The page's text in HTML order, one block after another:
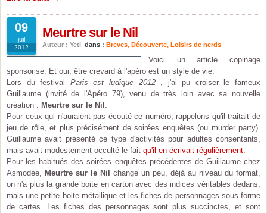
09
juil
2012
Meurtre sur le Nil
Auteur : Yeti dans : Breves, Découverte, Loisirs de nerds
Voici un article copinage
sponsorisé. Et oui, être crevard à l'apéro est un style de vie.
Lors du festival Paris est ludique 2012, j'ai pu croiser le fameux
Guillaume (invité de l'Apéro 79), venu de très loin avec sa nouvelle
création : Meurtre sur le Nil .
Pour ceux qui n'auraient pas écouté ce numéro, rappelons qu'il traitait de
jeu de rôle, et plus précisément de soirées enquêtes (ou murder party).
Guillaume avait présenté ce type d'activités pour adultes consentants,
mais avait modestement occulté le fait qu'il en écrivait régulièrement.
Pour les habitués des soirées enquêtes précédentes de Guillaume chez
Asmodée, Meurtre sur le Nil
change un peu, déjà au niveau du format,
on n'a plus la grande boite en carton avec des indices véritables dedans,
mais une petite boite métallique et les fiches de personnages sous forme
de cartes. Les fiches des personnages sont plus succinctes, et sont